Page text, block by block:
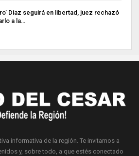
Díaz seguirá en libertad, juez rechazó
a la…
informativa de la región. Te invitamos a
y, sobre todo, a que estés conectado